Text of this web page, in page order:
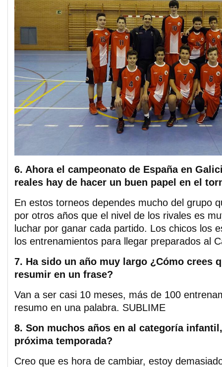
6. Ahora el campeonato de España en
reales hay de hacer un buen papel en el
En estos torneos dependes mucho del grupo
por otros años que el nivel de los rivales es
luchar por ganar cada partido. Los chicos los
los entrenamientos para llegar preparados al
7. Ha sido un año muy largo ¿Cómo crees
resumir en un frase?
Van a ser casi 10 meses, más de 100
resumo en una palabra. SUBLIME
8. Son muchos años en al categoría
próxima temporada?
Creo que es hora de cambiar, estoy